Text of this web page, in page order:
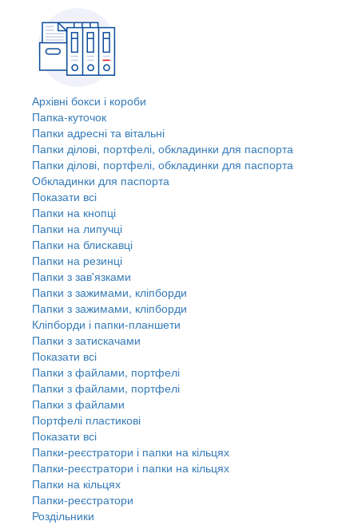
Архівні бокси і короби
Папка-куточок
Папки адресні та вітальні
Папки ділові, портфелі, обкладинки для паспорта
Папки ділові, портфелі, обкладинки для паспорта
Обкладинки для паспорта
Показати всі
Папки на кнопці
Папки на липучці
Папки на блискавці
Папки на резинці
Папки з зав'язками
Папки з зажимами, кліпборди
Папки з зажимами, кліпборди
Кліпборди і папки-планшети
Папки з затискачами
Показати всі
Папки з файлами, портфелі
Папки з файлами, портфелі
Папки з файлами
Портфелі пластикові
Показати всі
Папки-реєстратори і папки на кільцях
Папки-реєстратори і папки на кільцях
Папки на кільцях
Папки-реєстратори
Роздільники